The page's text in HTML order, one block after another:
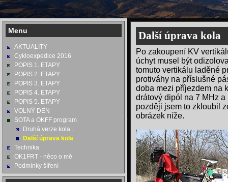
Další úprava kola
Po zakoupení KV
úchyt musel být
tomuto vertikálu laděné
protiváhy na příslušné
doba mezi příjezdem na
drátový dipól na 7 MHz
později jsem to zkloubil
obrázek níže.
Menu
AKTUALITY
Cykloexpedice 2016
POPIS 1. ETAPY
POPIS 2. ETAPY
POPIS 3. ETAPY
POPIS 4. ETAPY
POPIS 5. ETAPY
VOLNÝ DEN
SOTA a OKFF program
Druhá verze kola...
Další úprava kola
Technika
OK1FRT - něco o mě
Podmínky šíření